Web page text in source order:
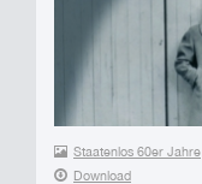
Staatenlos 60er Jahre
Download